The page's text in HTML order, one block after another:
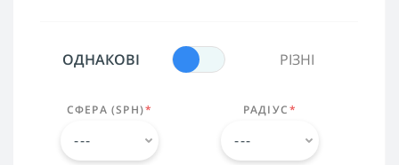
ОДНАКОВІ РІЗНІ
СФЕРА (SPH)* РАДІУС*